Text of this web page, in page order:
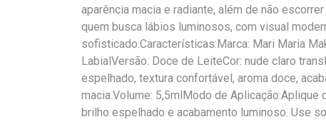
aparência macia e radiante, além de não
quem busca lábios luminosos, com visual
sofisticado.Características:Marca: Mari Maria
LabialVersão: Doce de LeiteCor: nude claro
espelhado, textura confortável, aroma doce,
macia.Volume: 5,5mlModo de
brilho espelhado e acabamento luminoso. Use